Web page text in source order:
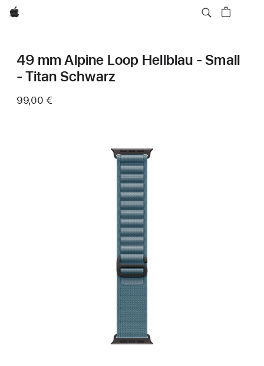
Apple
49 mm Alpine Loop Hellblau - Small
- Titan Schwarz
99,00 €